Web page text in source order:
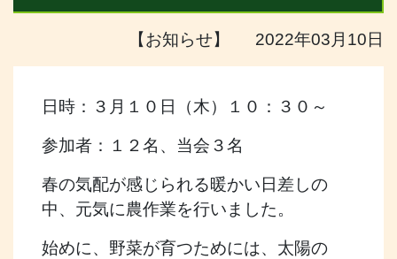
【お知らせ】 2022年03月10日
日時：３月１０日（木）１０：３０～
参加者：１２名、当会３名
春の気配が感じられる暖かい日差しの
中、元気に農作業を行いました。
始めに、野菜が育つためには、太陽の